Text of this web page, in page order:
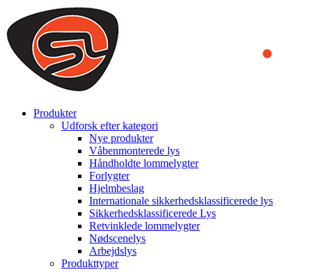
We use cookies to ensure that we provide you the best experience
on our website. By continuing to browse this website, you accept
that cookies are used to help us analyze how the website is used and
to offer you a better experience. To learn more or to find out how
you can disable cookies, you can access our
Produkter
Udforsk efter kategori
Nye produkter
Våbenmonterede lys
Håndholdte lommelygter
Forlygter
Hjelmbeslag
Internationale sikkerhedsklassificerede lys
Sikkerhedsklassificerede Lys
Retvinklede lommelygter
Nødscenelys
Arbejdslys
Produkttyper